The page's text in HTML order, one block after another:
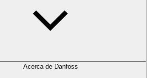
Acerca de Danfoss